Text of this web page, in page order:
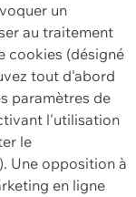
un
au traitement
cookies (désigné
tout d'abord
paramètres de
l'utilisation
le
Une opposition à
en ligne